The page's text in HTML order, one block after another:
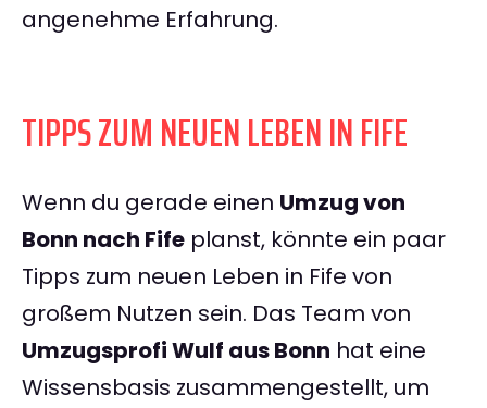
angenehme Erfahrung.
TIPPS ZUM NEUEN LEBEN IN FIFE
Wenn du gerade einen Umzug von
Bonn nach Fife planst, könnte ein paar
Tipps zum neuen Leben in Fife von
großem Nutzen sein. Das Team von
Umzugsprofi Wulf aus Bonn hat eine
Wissensbasis zusammengestellt, um